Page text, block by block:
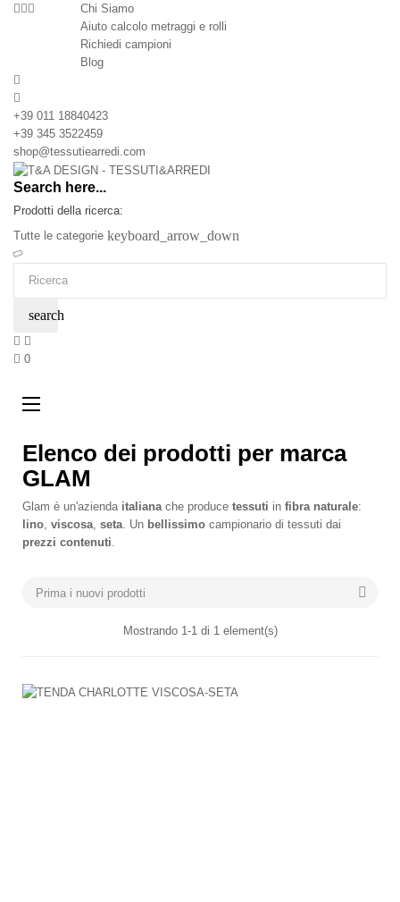
Chi Siamo
Aiuto calcolo metraggi e rolli
Richiedi campioni
Blog
+39 011 18840423
+39 345 3522459
shop@tessutiearredi.com
Search here...
Prodotti della ricerca:
Tutte le categorie keyboard_arrow_down
search
0
navigazione
☰
Elenco dei prodotti per marca
GLAM
Glam è un'azienda italiana che produce tessuti in fibra naturale:
lino viscosa seta . Un bellissimo campionario di tessuti dai
prezzi contenuti
Prima i nuovi prodotti 
Mostrando 1-1 di 1 element(s)